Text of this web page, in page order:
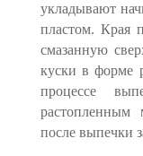
укладывают
пластом. Края
смазанную
куски в форме
процессе
растопленным
после выпечки